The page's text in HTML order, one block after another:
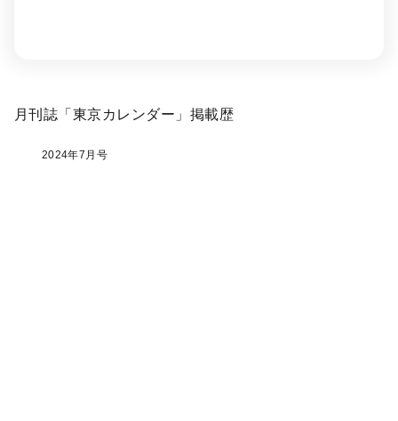
月刊誌「東京カレンダー」掲載歴
2024年7月号